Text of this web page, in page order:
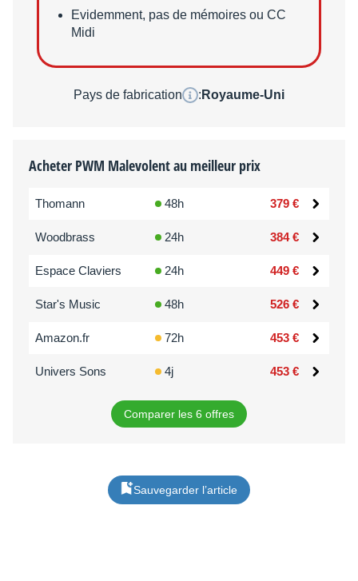
Evidemment, pas de mémoires ou CC
Midi
Pays de fabrication : Royaume-Uni
Acheter PWM Malevolent au meilleur prix
Thomann 48h 379 €
Woodbrass 24h 384 €
Espace Claviers 24h 449 €
Star's Music 48h 526 €
Amazon.fr 72h 453 €
Univers Sons 4j 453 €
Comparer les 6 offres
Sauvegarder l’article